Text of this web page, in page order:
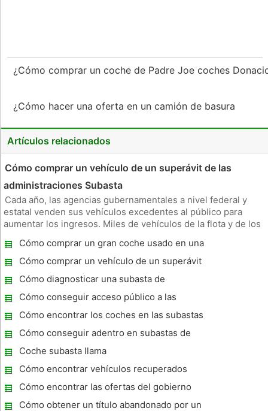
¿Cómo comprar un coche de Padre Joe coches
¿Cómo hacer una oferta en un camión de basura
Artículos relacionados
Cómo comprar un vehículo de un superávit de las
administraciones Subasta
Cada año, las agencias gubernamentales a nivel federal y
estatal venden sus vehículos excedentes al público para
aumentar los ingresos. Miles de vehículos de la flota y de los
deportivos utilitarios, motocicletas, tractores, barcos, avione
Cómo comprar un gran coche usado en una
Subasta
Cómo comprar un vehículo de un superávit
de las administraciones Subasta
Cómo diagnosticar una subasta de
vehículos confiscados
Cómo conseguir acceso público a las
subastas de automóviles al por mayor de
Cómo encontrar los coches en las subastas
en Indianapolis, Indiana
Cómo conseguir adentro en subastas de
coches en Florida
Coche subasta llama
Cómo encontrar vehículos recuperados
Cómo encontrar las ofertas del gobierno
para vehículos recuperados
Cómo obtener un título abandonado por un